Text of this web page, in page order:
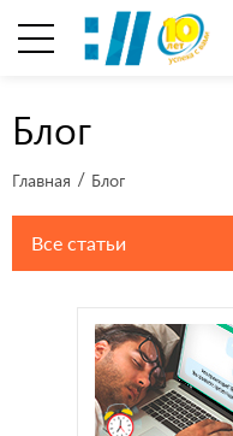
Блог
Главная Блог
Все статьи